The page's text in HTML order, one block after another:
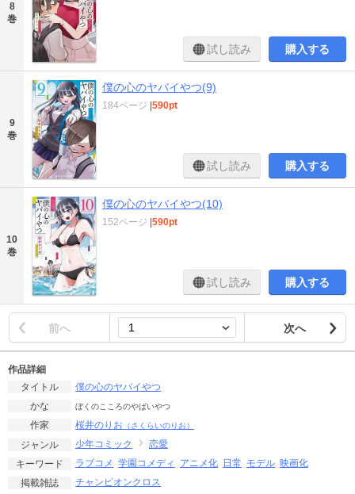
8
巻
試し読み 購入する
9
巻
僕の心のヤバイやつ(9)
184ページ 590pt
試し読み 購入する
10
巻
僕の心のヤバイやつ(10)
152ページ 590pt
試し読み 購入する
前へ 次へ
作品詳細
タイトル
僕の心のヤバイやつ
かな
ぼくのこころのやばいやつ
作家 桜井のりお （さくらいのりお）
ジャンル 少年コミック
恋愛
キーワード
ラブコメ 学園コメディ アニメ化 日常 モデル 映画化
掲載雑誌
チャンピオンクロス